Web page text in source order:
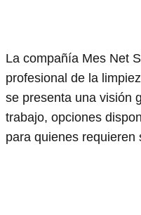
La compañía Mes Net
profesional de la
se presenta una visión
trabajo, opciones
para quienes requieren